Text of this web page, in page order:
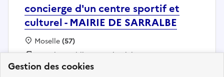
Gestion des cookies
concierge d'un centre sportif et
culturel - MAIRIE DE SARRALBE
Localisation :
Moselle(57)
Fonction publique :
Fonction publique Territoriale
Employeur :
Communes